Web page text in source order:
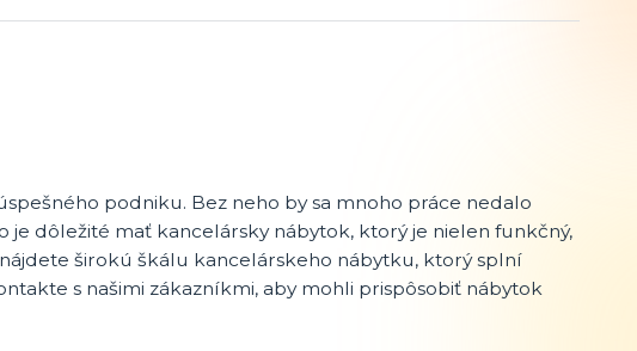
podniku. Bez neho by sa mnoho práce nedalo
je dôležité mať kancelársky nábytok, ktorý je nielen funkčný,
širokú škálu kancelárskeho nábytku, ktorý splní
s našimi zákazníkmi, aby mohli prispôsobiť nábytok